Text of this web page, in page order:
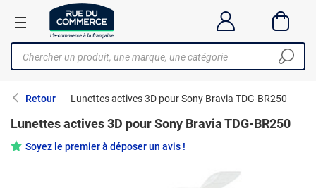
Retour Lunettes actives 3D pour Sony Bravia TDG-BR250
Lunettes actives 3D pour Sony Bravia TDG-BR250
Soyez le premier à déposer un avis !